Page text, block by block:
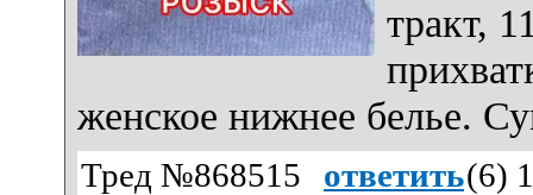
тракт,
женское нижнее белье.
Тред №868515 ответить(6)